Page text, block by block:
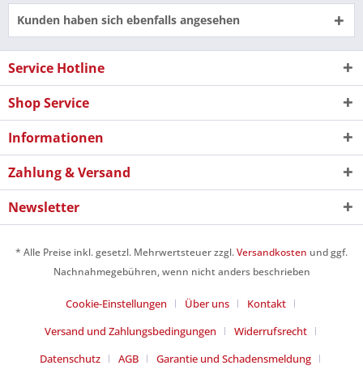
Kunden haben sich ebenfalls angesehen
Service Hotline
Shop Service
Informationen
Zahlung & Versand
Newsletter
* Alle Preise inkl. gesetzl. Mehrwertsteuer zzgl.Versandkosten und ggf.
Nachnahmegebühren, wenn nicht anders beschrieben
Cookie-Einstellungen Über uns
Kontakt
Versand und Zahlungsbedingungen
Widerrufsrecht
Datenschutz
AGB Garantie und Schadensmeldung